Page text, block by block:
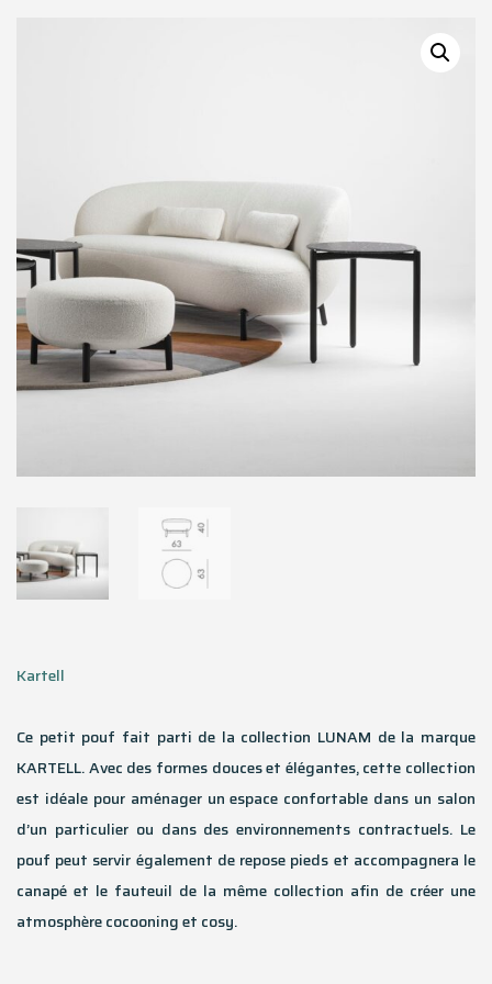
Kartell
Ce petit pouf fait parti de la collection LUNAM de la marque
KARTELL. Avec des formes douces et élégantes, cette collection
est idéale pour aménager un espace confortable dans un salon
d’un particulier ou dans des environnements contractuels. Le
pouf peut servir également de repose pieds et accompagnera le
canapé et le fauteuil de la même collection afin de créer une
atmosphère cocooning et cosy.